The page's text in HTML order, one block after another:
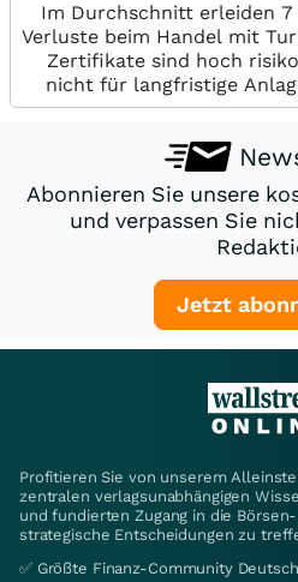
Im Durchschnitt erleiden
Verluste beim Handel mit
Zertifikate sind hoch
nicht für langfristige
Abonnieren Sie unsere
und verpassen Sie
Jetzt
Profitieren Sie von unserem
zentralen verlagsunabhängigen
und fundierten Zugang in die
strategische Entscheidungen zu
✅ Größte Finanz-Community